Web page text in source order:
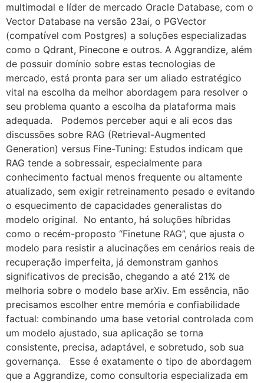
multimodal e líder de mercado Oracle Database, com o
Vector Database na versão 23ai, o PGVector
(compatível com Postgres) a soluções especializadas
como o Qdrant, Pinecone e outros. A Aggrandize, além
de possuir domínio sobre estas tecnologias de
mercado, está pronta para ser um aliado estratégico
vital na escolha da melhor abordagem para resolver o
seu problema quanto a escolha da plataforma mais
adequada. Podemos perceber aqui e ali ecos das
discussões sobre RAG (Retrieval-Augmented
Generation) versus Fine-Tuning: Estudos indicam que
RAG tende a sobressair, especialmente para
conhecimento factual menos frequente ou altamente
atualizado, sem exigir retreinamento pesado e evitando
o esquecimento de capacidades generalistas do
modelo original. No entanto, há soluções híbridas
como o recém-proposto “Finetune RAG”, que ajusta o
modelo para resistir a alucinações em cenários reais de
recuperação imperfeita, já demonstram ganhos
significativos de precisão, chegando a até 21% de
melhoria sobre o modelo base arXiv. Em essência, não
precisamos escolher entre memória e confiabilidade
factual: combinando uma base vetorial controlada com
um modelo ajustado, sua aplicação se torna
consistente, precisa, adaptável, e sobretudo, sob sua
governança. Esse é exatamente o tipo de abordagem
que a Aggrandize, como consultoria especializada em